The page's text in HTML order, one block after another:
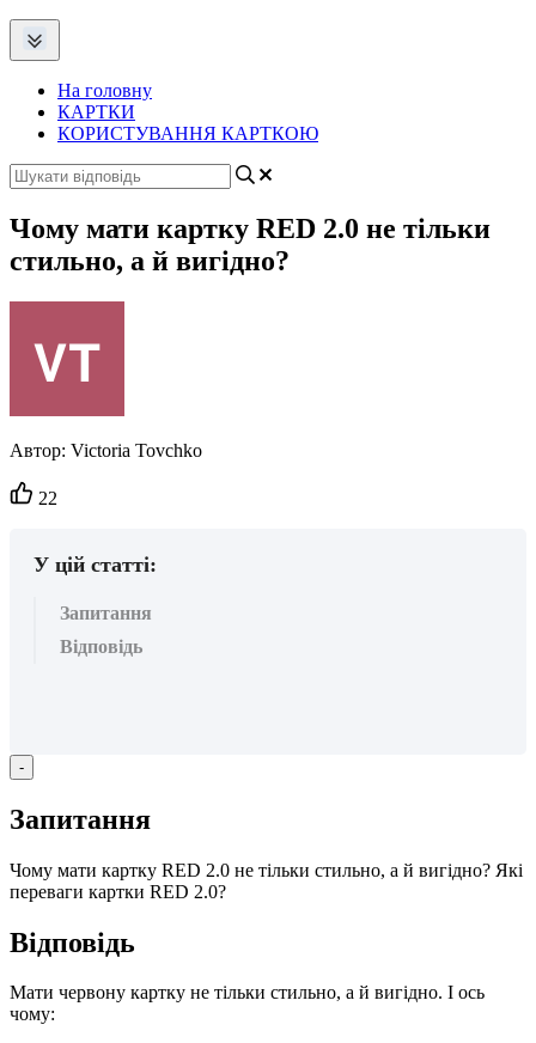
На головну
КАРТКИ
КОРИСТУВАННЯ КАРТКОЮ
Чому мати картку RED 2.0 не тільки
стильно, а й вигідно?
Автор: Victoria Tovchko
Кількість
вподобайок:
22
У цій статті:
Запитання
Відповідь
-
Запитання
Чому мати картку RED 2.0 не тільки стильно, а й вигідно? Які
переваги картки RED 2.0?
Відповідь
Мати червону картку не тільки стильно, а й вигідно. І ось
чому: